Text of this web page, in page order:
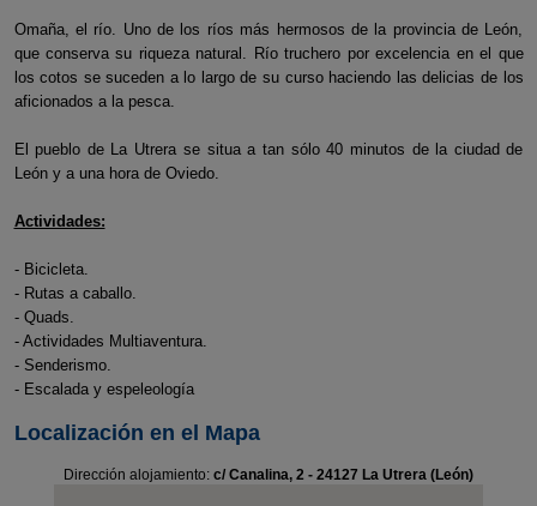
Omaña, el río. Uno de los ríos más hermosos de la provincia de León,
que conserva su riqueza natural. Río truchero por excelencia en el que
los cotos se suceden a lo largo de su curso haciendo las delicias de los
aficionados a la pesca.
El pueblo de La Utrera se situa a tan sólo 40 minutos de la ciudad de
León y a una hora de Oviedo.
Actividades:
- Bicicleta.
- Rutas a caballo.
- Quads.
- Actividades Multiaventura.
- Senderismo.
- Escalada y espeleología
Localización en el Mapa
Dirección alojamiento: c/ Canalina, 2 - 24127 La Utrera (León)